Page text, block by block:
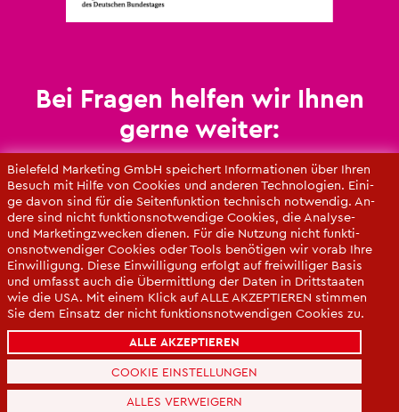
Bie­le­feld Mar­ke­ting GmbH spei­chert In­for­ma­tio­nen über Ihren
Be­such mit Hilfe von Coo­kies und an­de­ren Tech­no­lo­gi­en. Ei­ni­
ge davon sind für die Sei­ten­funk­ti­on tech­nisch not­wen­dig. An­
de­re sind nicht funk­ti­ons­not­wen­di­ge Coo­kies, die Ana­ly­se-
und Mar­ke­ting­zwe­cken die­nen. Für die Nut­zung nicht funk­ti­
ons­not­wen­di­ger Coo­kies oder Tools be­nö­ti­gen wir vorab Ihre
Ein­wil­li­gung. Diese Ein­wil­li­gung er­folgt auf frei­wil­li­ger Basis
und um­fasst auch die Über­mitt­lung der Daten in Dritt­staa­ten
wie die USA. Mit einem Klick auf ALLE AK­ZEP­TIE­REN stim­men
Sie dem Ein­satz der nicht funk­ti­ons­not­wen­di­gen Coo­kies zu.
Sie kön­nen Ihre Ein­wil­li­gung über die COO­KIE-EIN­STEL­LUN­
GEN je­der­zeit än­dern oder mit Wir­kung für die Zu­kunft wi­der­
ru­fen.
Da­ten­schut­z­er­klä­rung
COOKIE EINSTELLUNGEN
ALLES VERWEIGERN
ALLE AKZEPTIEREN
Bei Fra­gen hel­fen wir Ihnen
gerne wei­ter:
Un­se­re An­sprech­part­ne­rin­nen